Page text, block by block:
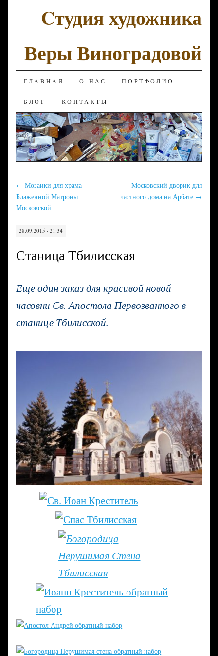
Cтудия художника
Веры Виноградовой
SKIP TO CONTENT
ГЛАВНАЯ О НАС ПОРТФОЛИО
БЛОГ КОНТАКТЫ
← Мозаики для храма
Блаженной Матроны
Московской
Московский дворик для
частного дома на Арбате →
28.09.2015 · 21:34
Станица Тбилисская
Еще один заказ для красивой новой
часовни Св. Апостола Первозванного в
станице Тбилисской.